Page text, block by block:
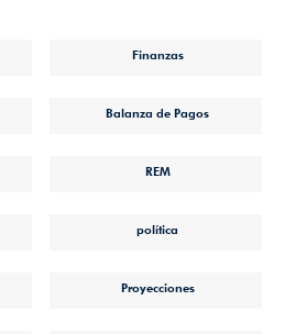
Finanzas
Balanza de Pagos
REM
política
Proyecciones